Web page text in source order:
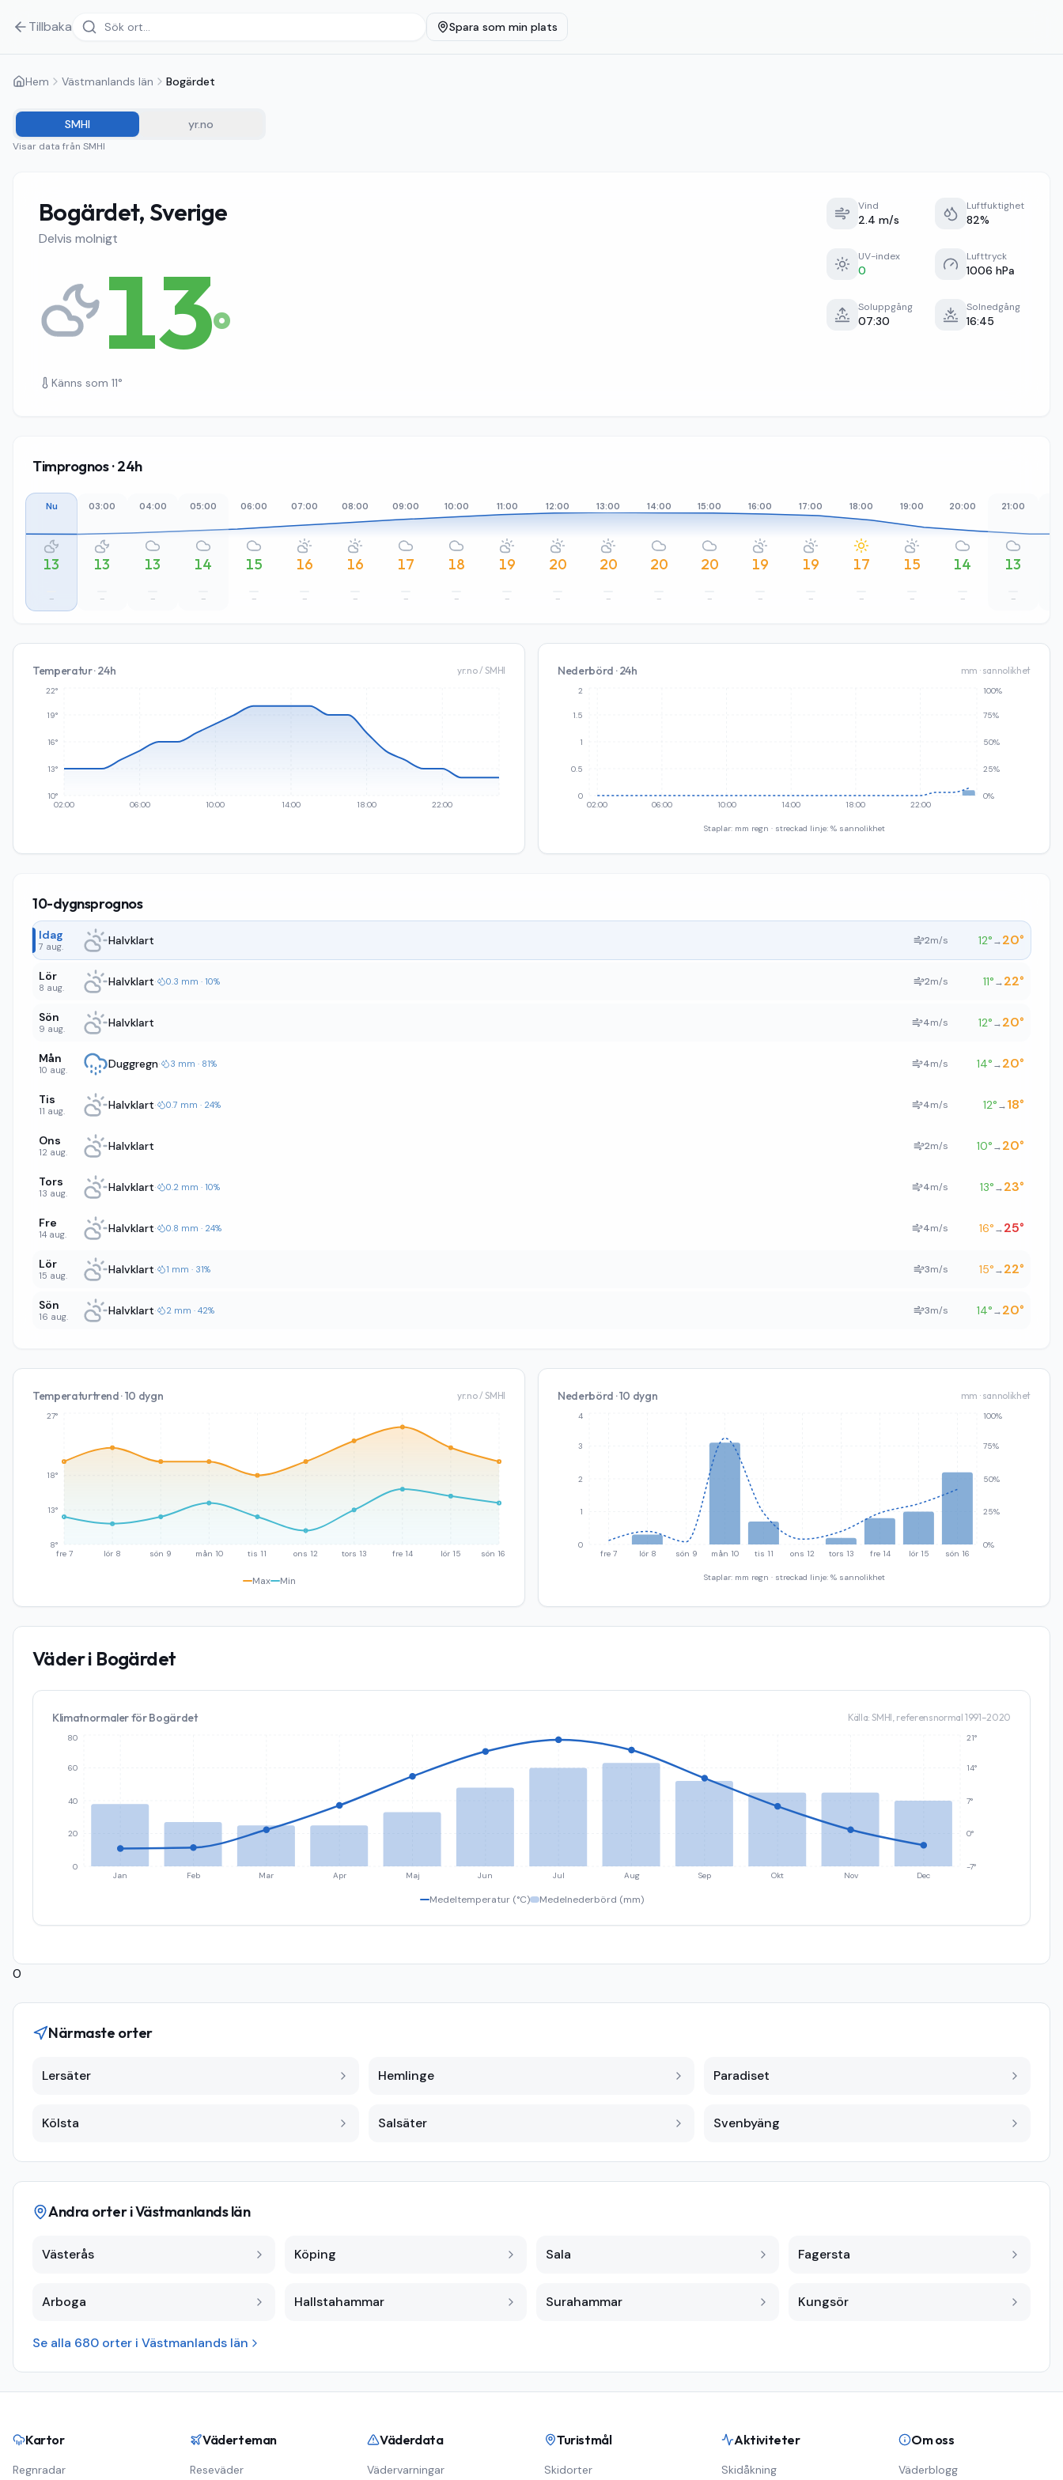
Tillbaka Spara som min plats
Hem Västmanlands län Bogärdet
SMHI yr.no
Visar data från SMHI
Bogärdet, Sverige
Delvis molnigt
13°
Känns som 11°
Vind
2.4 m/s
Luftfuktighet
82%
UV-index
0
Lufttryck
1006 hPa
Soluppgång
07:30
Solnedgång
16:45
Timprognos · 24h
Nu
13
–
03:00
13
–
04:00
13
–
05:00
14
–
06:00
15
–
07:00
16
–
08:00
16
–
09:00
17
–
10:00
18
–
11:00
19
–
12:00
20
–
13:00
20
–
14:00
20
–
15:00
20
–
16:00
19
–
17:00
19
–
18:00
17
–
19:00
15
–
20:00
14
–
21:00
13
–
Temperatur · 24h yr.no / SMHI
02:00 06:00 10:00 14:00 18:00 22:00
10°
13°
16°
19°
22°
Nederbörd · 24h mm · sannolikhet
02:00 06:00 10:00 14:00 18:00 22:00
0
0.5
1
1.5
2
0%
25%
50%
75%
100%
Staplar: mm regn · streckad linje: % sannolikhet
10-dygnsprognos
Idag
7 aug. Halvklart 2m/s 12°→20°
Lör
8 aug. Halvklart· 0.3 mm · 10% 2m/s 11°→22°
Sön
9 aug. Halvklart 4m/s 12°→20°
Mån
10 aug. Duggregn· 3 mm · 81% 4m/s 14°→20°
Tis
11 aug. Halvklart· 0.7 mm · 24% 4m/s 12°→18°
Ons
12 aug. Halvklart 2m/s 10°→20°
Tors
13 aug. Halvklart· 0.2 mm · 10% 4m/s 13°→23°
Fre
14 aug. Halvklart· 0.8 mm · 24% 4m/s 16°→25°
Lör
15 aug. Halvklart· 1 mm · 31% 3m/s 15°→22°
Sön
16 aug. Halvklart· 2 mm · 42% 3m/s 14°→20°
Temperaturtrend · 10 dygn yr.no / SMHI
fre 7 lör 8 sön 9 mån 10 tis 11 ons 12 tors 13 fre 14 lör 15 sön 16
8°
13°
18°
27°
Max Min
Nederbörd · 10 dygn mm · sannolikhet
fre 7 lör 8 sön 9 mån 10 tis 11 ons 12 tors 13 fre 14 lör 15 sön 16
0
1
2
3
4
0%
25%
50%
75%
100%
Staplar: mm regn · streckad linje: % sannolikhet
Väder i Bogärdet
Klimatnormaler förBogärdet Källa: SMHI, referensnormal 1991–2020
Jan Feb Mar Apr Maj Jun Jul Aug Sep Okt Nov Dec
0
20
40
60
80
-7°
0°
7°
14°
21°
Medeltemperatur (°C) Medelnederbörd (mm)
0
Närmaste orter
Lersäter Hemlinge Paradiset
Kölsta Salsäter Svenbyäng
Andra orter iVästmanlands län
Västerås Köping Sala Fagersta
Arboga Hallstahammar Surahammar Kungsör
Se alla 680 orter i Västmanlands län
Kartor
Regnradar
Väderteman
Reseväder
Väderdata
Vädervarningar
Turistmål
Skidorter
Aktiviteter
Skidåkning
Om oss
Väderblogg